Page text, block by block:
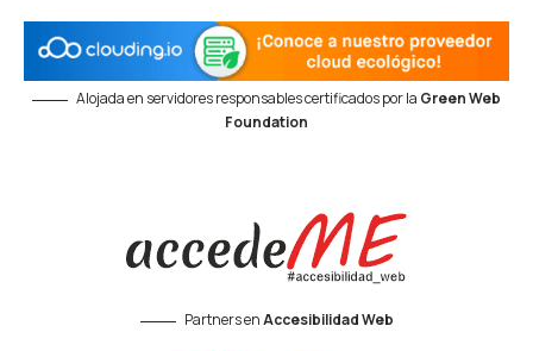
Alojada en servidores responsables certificados por la Green Web
Foundation
Partners enAccesibilidad Web